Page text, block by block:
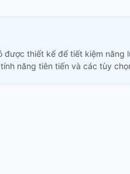
được thiết kế để tiết kiệm năng
năng tiên tiến và các tùy